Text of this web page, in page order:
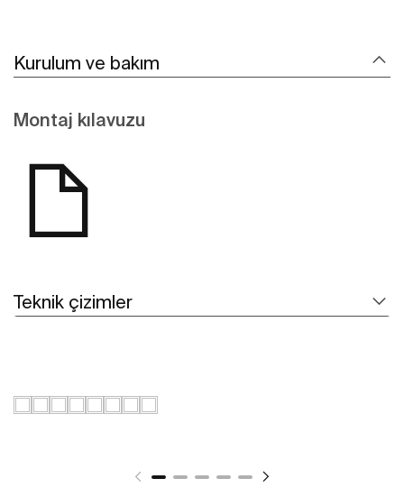
Kurulum ve bakım
Montaj kılavuzu
Teknik çizimler